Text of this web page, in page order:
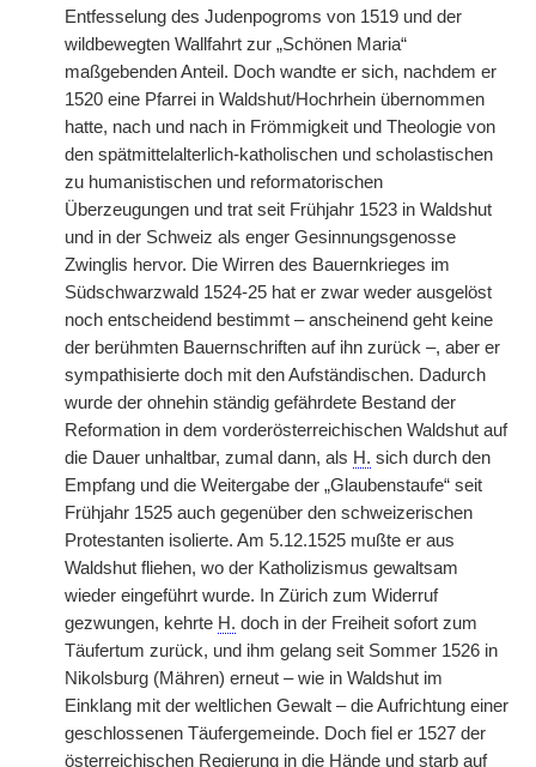
Entfesselung des Judenpogroms von 1519 und der
wildbewegten Wallfahrt zur „Schönen Maria“
maßgebenden Anteil. Doch wandte er sich, nachdem er
1520 eine Pfarrei in Waldshut/Hochrhein übernommen
hatte, nach und nach in Frömmigkeit und Theologie von
den spätmittelalterlich-katholischen und scholastischen
zu humanistischen und reformatorischen
Überzeugungen und trat seit Frühjahr 1523 in Waldshut
und in der Schweiz als enger Gesinnungsgenosse
Zwinglis hervor. Die Wirren des Bauernkrieges im
Südschwarzwald 1524-25 hat er zwar weder ausgelöst
noch entscheidend bestimmt – anscheinend geht keine
der berühmten Bauernschriften auf ihn zurück –, aber er
sympathisierte doch mit den Aufständischen. Dadurch
wurde der ohnehin ständig gefährdete Bestand der
Reformation in dem vorderösterreichischen Waldshut auf
die Dauer unhaltbar, zumal dann, als H. sich durch den
Empfang und die Weitergabe der „Glaubenstaufe“ seit
Frühjahr 1525 auch gegenüber den schweizerischen
Protestanten isolierte. Am 5.12.1525 mußte er aus
Waldshut fliehen, wo der Katholizismus gewaltsam
wieder eingeführt wurde. In Zürich zum Widerruf
gezwungen, kehrte H. doch in der Freiheit sofort zum
Täufertum zurück, und ihm gelang seit Sommer 1526 in
Nikolsburg (Mähren) erneut – wie in Waldshut im
Einklang mit der weltlichen Gewalt – die Aufrichtung einer
geschlossenen Täufergemeinde. Doch fiel er 1527 der
österreichischen Regierung in die Hände und starb auf